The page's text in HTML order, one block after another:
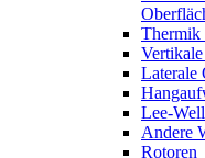
Thermik
Laterale
Lee-
Andere
Rotoren